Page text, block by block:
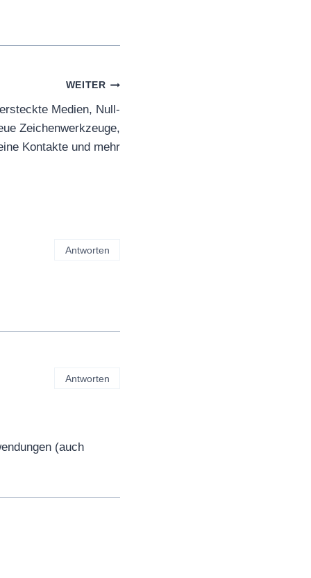
WEITER
Medien, Null-
Zeichenwerkzeuge,
Kontakte und mehr
Antworten
(auch
Antworten